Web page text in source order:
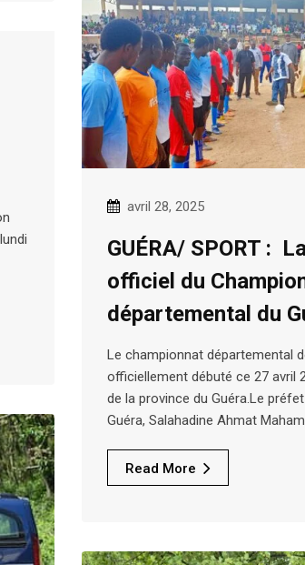
avril 28, 2025
GUÉRA/ SPORT :
officiel du
départemental du
Le championnat départemental
officiellement débuté ce 27 avril
de la province du Guéra.Le
Guéra, Salahadine Ahmat
Read More